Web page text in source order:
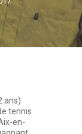
ans)
tennis
en-